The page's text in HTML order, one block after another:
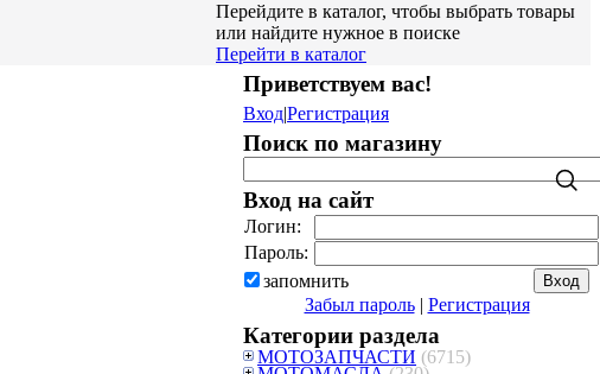
Перейдите в каталог, чтобы выбрать товары
или найдите нужное в поиске
Перейти в каталог
Приветствуем вас!
Вход|Регистрация
Поиск по магазину
Вход на сайт
Логин:
Пароль:
запомнить
Забыл пароль| Регистрация
Категории раздела
МОТОЗАПЧАСТИ (6715)